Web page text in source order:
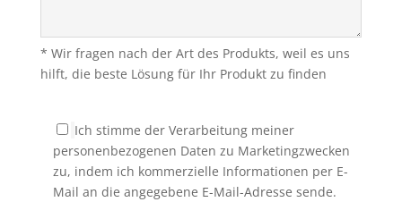
* Wir fragen nach der Art des Produkts, weil es uns
hilft, die beste Lösung für Ihr Produkt zu finden
Ich stimme der Verarbeitung meiner
personenbezogenen Daten zu Marketingzwecken
zu, indem ich kommerzielle Informationen per E-
Mail an die angegebene E-Mail-Adresse sende.